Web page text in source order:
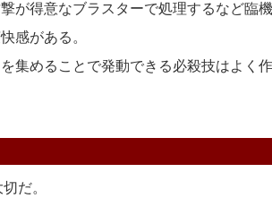
得意なブラスターで処理するなど臨
感がある。
めることで発動できる必殺技はよく
だ。